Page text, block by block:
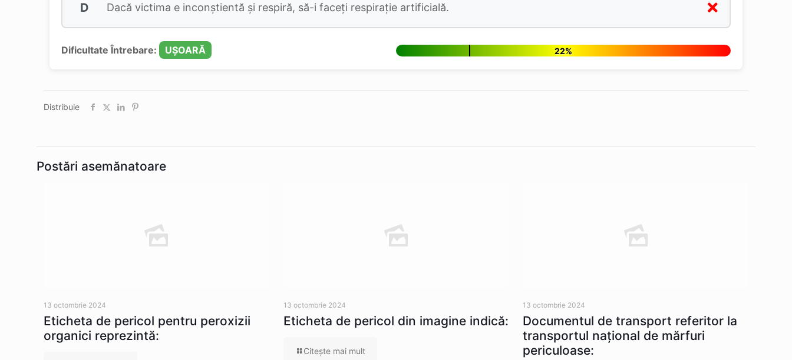
D Dacă victima e inconştientă şi respiră, să-i faceţi respiraţie artificială.
Dificultate Întrebare: UȘOARĂ 22%
Distribuie
Postări asemănatoare
13 octombrie 2024
Eticheta de pericol pentru peroxizii
organici reprezintă:
13 octombrie 2024
Eticheta de pericol din imagine indică:
Citeşte mai mult
13 octombrie 2024
Documentul de transport referitor la
transportul naţional de mărfuri
periculoase: